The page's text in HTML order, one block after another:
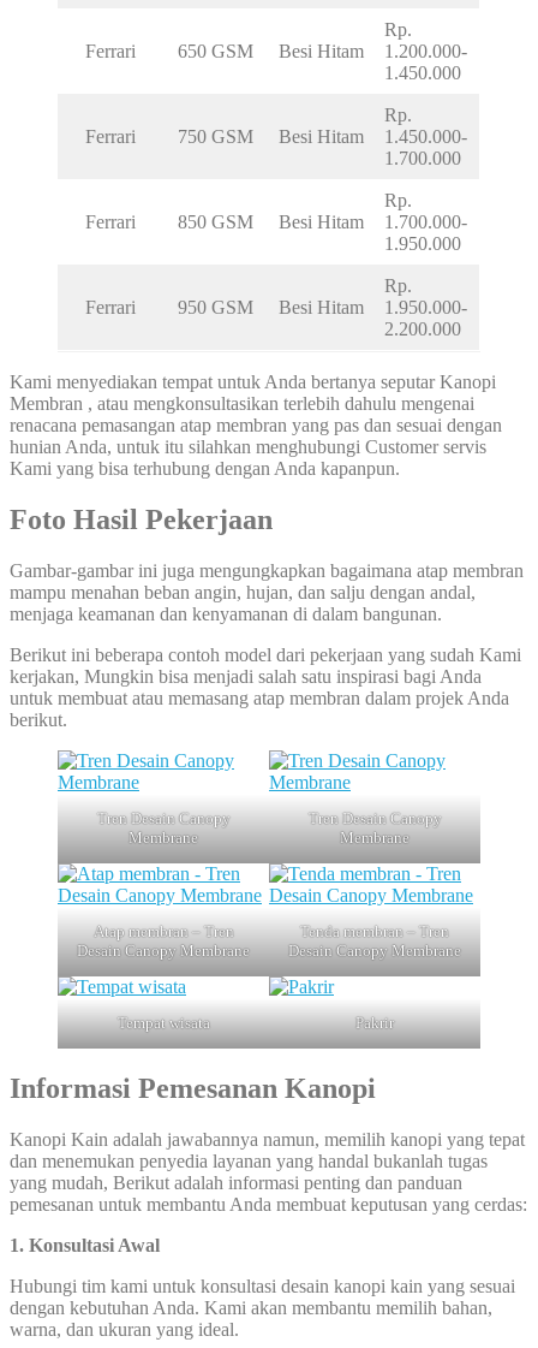
Ferrari 650 GSM Besi Hitam
Rp.
1.200.000-
1.450.000
Ferrari 750 GSM Besi Hitam
Rp.
1.450.000-
1.700.000
Ferrari 850 GSM Besi Hitam
Rp.
1.700.000-
1.950.000
Ferrari 950 GSM Besi Hitam
Rp.
1.950.000-
2.200.000
Kami menyediakan tempat untuk Anda bertanya seputar Kanopi
Membran , atau mengkonsultasikan terlebih dahulu mengenai
renacana pemasangan atap membran yang pas dan sesuai dengan
hunian Anda, untuk itu silahkan menghubungi Customer servis
Kami yang bisa terhubung dengan Anda kapanpun.
Foto Hasil Pekerjaan
Gambar-gambar ini juga mengungkapkan bagaimana atap membran
mampu menahan beban angin, hujan, dan salju dengan andal,
menjaga keamanan dan kenyamanan di dalam bangunan.
Berikut ini beberapa contoh model dari pekerjaan yang sudah Kami
kerjakan, Mungkin bisa menjadi salah satu inspirasi bagi Anda
untuk membuat atau memasang atap membran dalam projek Anda
berikut.
Tren Desain Canopy
Membrane
Tren Desain Canopy
Membrane
Atap membran – Tren
Desain Canopy Membrane
Tenda membran – Tren
Desain Canopy Membrane
Tempat wisata Pakrir
Informasi Pemesanan Kanopi
Kanopi Kain adalah jawabannya namun, memilih kanopi yang tepat
dan menemukan penyedia layanan yang handal bukanlah tugas
yang mudah, Berikut adalah informasi penting dan panduan
pemesanan untuk membantu Anda membuat keputusan yang cerdas:
1. Konsultasi Awal
Hubungi tim kami untuk konsultasi desain kanopi kain yang sesuai
dengan kebutuhan Anda. Kami akan membantu memilih bahan,
warna, dan ukuran yang ideal.